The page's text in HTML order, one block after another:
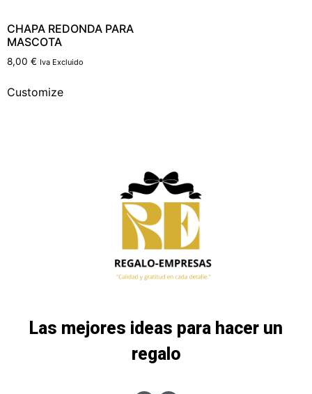
CHAPA REDONDA PARA
MASCOTA
8,00 € Iva Excluido
Customize
Las mejores ideas para hacer un
regalo